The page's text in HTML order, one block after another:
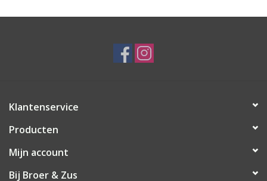
Klantenservice
Producten
Mijn account
Bij Broer & Zus